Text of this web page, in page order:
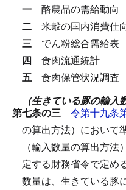
一 酪農品の需給動向
二 米穀の国内消費仕
三 でん粉総合需給表
四 食肉流通統計
五 食肉保管状況調査
（生きている豚の輸入
第七条の三 令第十九条
の算出方法）において
（輸入数量の算出方法
定する財務省令で定め
数量は、生きている豚